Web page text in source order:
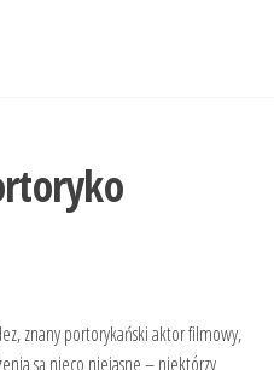
znany portorykański aktor filmowy,
są nieco niejasne – niektórzy